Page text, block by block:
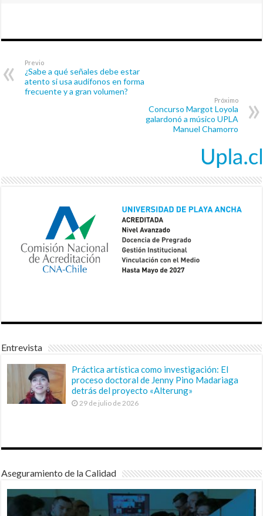
Previo
¿Sabe a qué señales debe estar
atento si usa audífonos en forma
frecuente y a gran volumen?
Próximo
Concurso Margot Loyola
galardonó a músico UPLA
Manuel Chamorro
Entrevista
Práctica artística como investigación: El
proceso doctoral de Jenny Pino Madariaga
detrás del proyecto «Alterung»
29 de julio de 2026
Aseguramiento de la Calidad